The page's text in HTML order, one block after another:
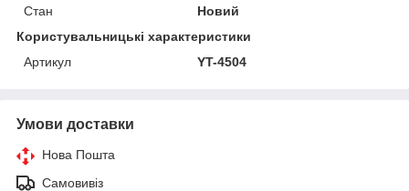
Стан
Новий
Користувальницькі характеристики
Артикул
YT-4504
Умови доставки
Нова Пошта
Самовивіз